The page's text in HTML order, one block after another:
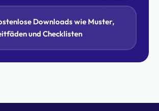
Downloads wie Muster,
und Checklisten